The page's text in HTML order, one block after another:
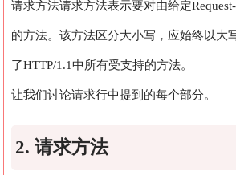
请求方法请求方法表示要对由给定
的方法。该方法区分大小写，应始终以大
了HTTP/1.1中所有受支持的方法。
让我们讨论请求行中提到的每个部分。
2. 请求方法